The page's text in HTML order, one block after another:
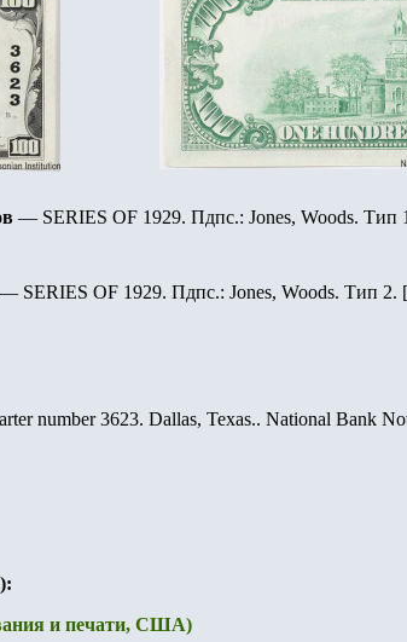
— SERIES OF 1929. Пдпс.: Jones, Woods. Тип
— SERIES OF 1929. Пдпс.: Jones, Woods. Тип 2.
number 3623. Dallas, Texas.. National Bank
и печати, США)